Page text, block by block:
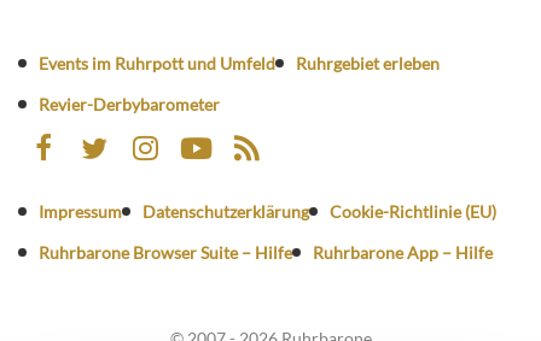
Events im Ruhrpott und Umfeld
Ruhrgebiet erleben
Revier-Derbybarometer
Impressum Datenschutzerklärung
Cookie-Richtlinie (EU)
Ruhrbarone Browser Suite – Hilfe
Ruhrbarone App – Hilfe